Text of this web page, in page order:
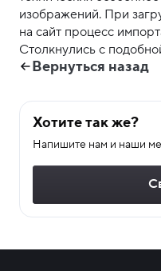
изображений. При
на сайт процесс
Столкнулись с
Вернуться назад
Хотите так же?
Напишите нам и наши